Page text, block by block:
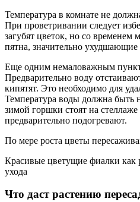
Температура в комнате не
При проветривании следует
загубят цветок, но со временем
пятна, значительно
Еще одним немаловажным
Предварительно воду
кипятят. Это необходимо для
Температура воды должна быть
зимой горшки стоят на
предварительно подогревают.
По мере роста цветы
Красивые цветущие фиалки как
ухода
Что даст растению